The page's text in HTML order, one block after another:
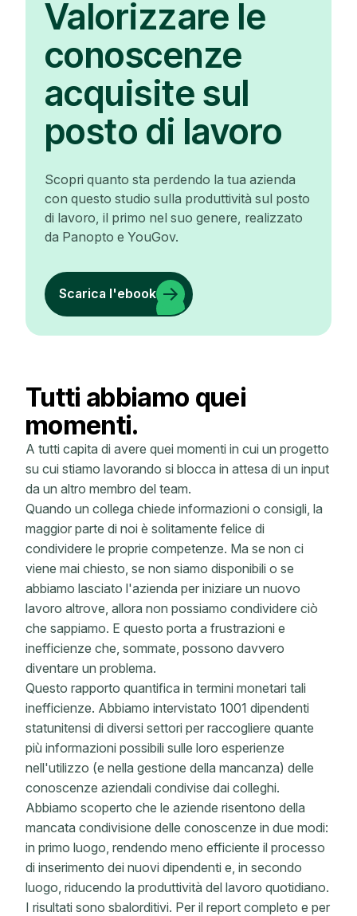
Valorizzare le
conoscenze
acquisite sul
posto di lavoro
Scopri quanto sta perdendo la tua azienda
con questo studio sulla produttività sul posto
di lavoro, il primo nel suo genere, realizzato
da Panopto e YouGov.
Scarica l'ebook
Tutti abbiamo quei
momenti.
A tutti capita di avere quei momenti in cui un progetto
su cui stiamo lavorando si blocca in attesa di un input
da un altro membro del team.
Quando un collega chiede informazioni o consigli, la
maggior parte di noi è solitamente felice di
condividere le proprie competenze. Ma se non ci
viene mai chiesto, se non siamo disponibili o se
abbiamo lasciato l'azienda per iniziare un nuovo
lavoro altrove, allora non possiamo condividere ciò
che sappiamo. E questo porta a frustrazioni e
inefficienze che, sommate, possono davvero
diventare un problema.
Questo rapporto quantifica in termini monetari tali
inefficienze. Abbiamo intervistato 1001 dipendenti
statunitensi di diversi settori per raccogliere quante
più informazioni possibili sulle loro esperienze
nell'utilizzo (e nella gestione della mancanza) delle
conoscenze aziendali condivise dai colleghi.
Abbiamo scoperto che le aziende risentono della
mancata condivisione delle conoscenze in due modi:
in primo luogo, rendendo meno efficiente il processo
di inserimento dei nuovi dipendenti e, in secondo
luogo, riducendo la produttività del lavoro quotidiano.
I risultati sono sbalorditivi. Per il report completo e per